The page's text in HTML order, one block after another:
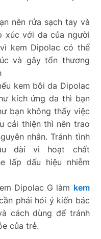
nên rửa sạch tay và
xúc với da của người
kem Dipolac có thể
và gây tổn thương
kem bôi da Dipolac
kích ứng da thì bạn
bạn không thấy việc
cải thiện thì nên trao
nhân. Tránh tình
dài vì hoạt chất
lấp dấu hiệu nhiễm
Dipolac G làm kem
phải hỏi ý kiến bác
cách dùng để tránh
của trẻ.